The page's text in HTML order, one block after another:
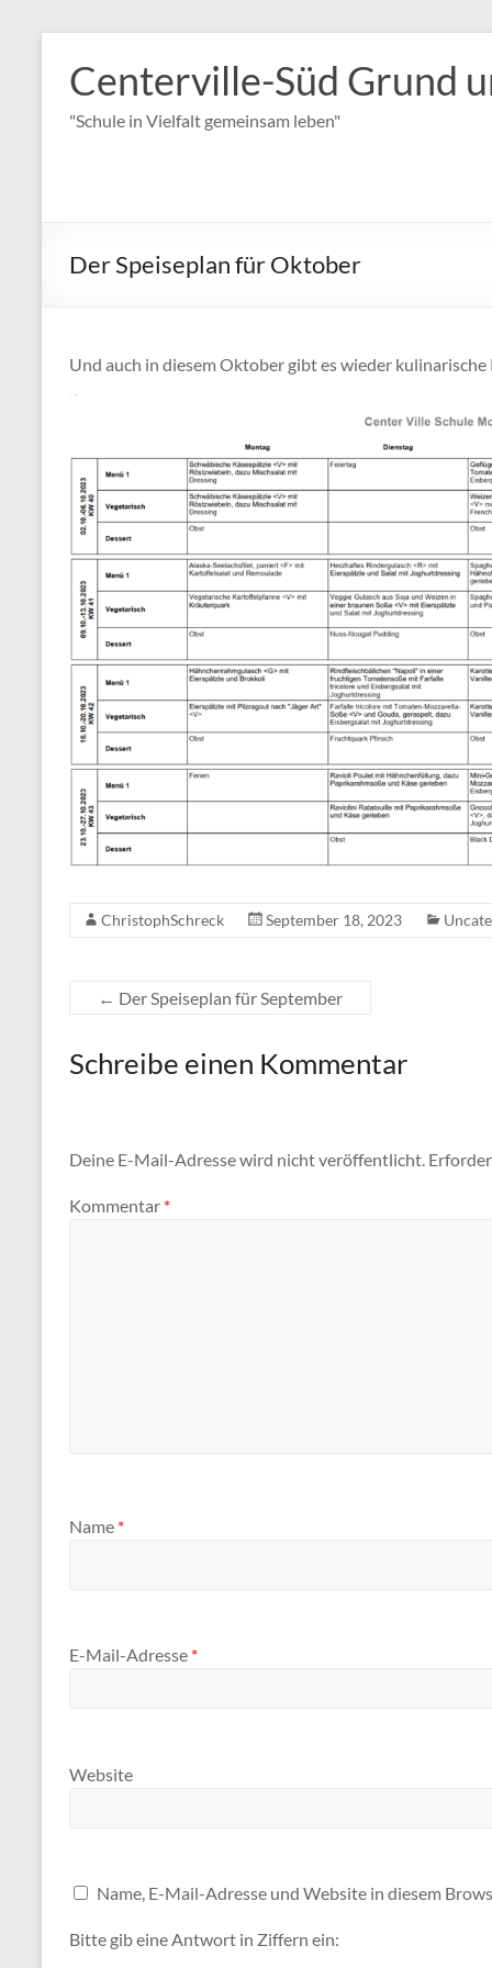
Inhalt
springen
Centerville-Süd Grund
"Schule in Vielfalt gemeinsam leben"
Der Speiseplan für Oktober
Und auch in diesem Oktober gibt es wieder
ChristophSchreck September 18, 2023
← Der Speiseplan für September
Schreibe einen Kommentar
Deine E-Mail-Adresse wird nicht veröffentlicht.
Kommentar *
Name *
E-Mail-Adresse *
Website
Name, E-Mail-Adresse und Website in diesem
Bitte gib eine Antwort in Ziffern ein: